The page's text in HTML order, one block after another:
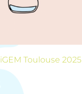
iGEM Toulouse 2025